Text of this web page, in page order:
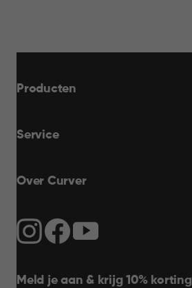
Producten
Service
Over Curver
Meld je aan & krijg 10% korting